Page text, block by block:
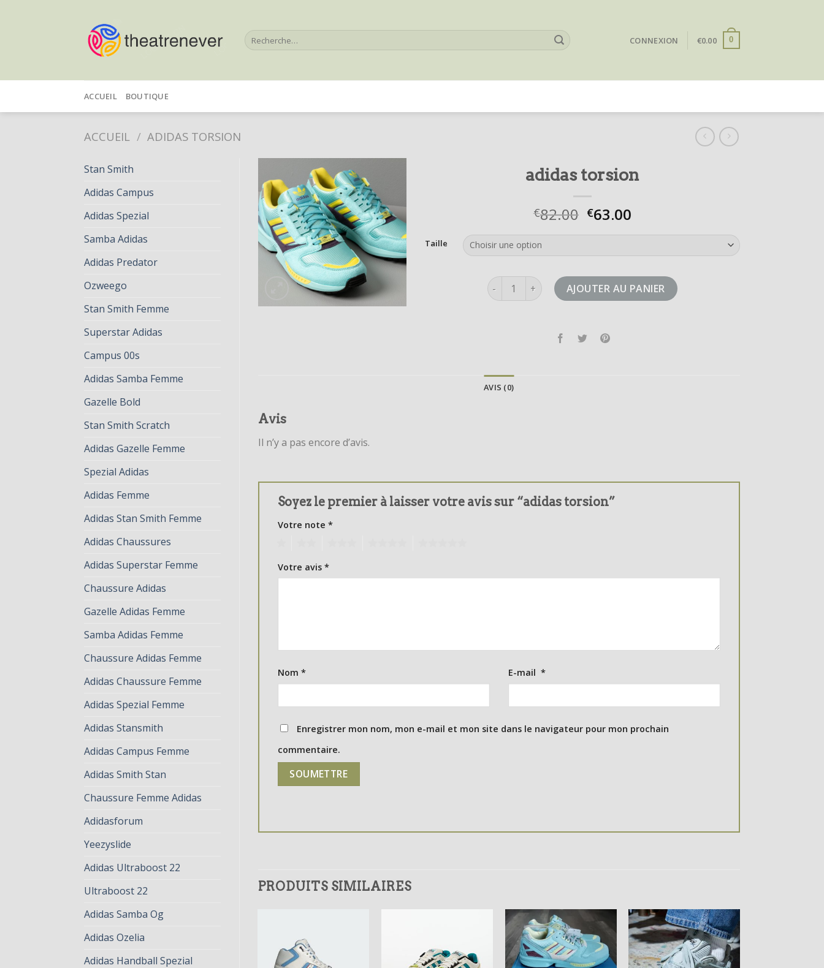
Recherche
pour :
CONNEXION €0.00 0
ACCUEIL BOUTIQUE
ACCUEIL / ADIDAS TORSION
Stan Smith
Adidas Campus
Adidas Spezial
Samba Adidas
Adidas Predator
Ozweego
Stan Smith Femme
Superstar Adidas
Campus 00s
Adidas Samba Femme
Gazelle Bold
Stan Smith Scratch
Adidas Gazelle Femme
Spezial Adidas
Adidas Femme
Adidas Stan Smith Femme
Adidas Chaussures
Adidas Superstar Femme
Chaussure Adidas
Gazelle Adidas Femme
Samba Adidas Femme
Chaussure Adidas Femme
Adidas Chaussure Femme
Adidas Spezial Femme
Adidas Stansmith
Adidas Campus Femme
Adidas Smith Stan
Chaussure Femme Adidas
Adidasforum
Yeezyslide
Adidas Ultraboost 22
Ultraboost 22
Adidas Samba Og
Adidas Ozelia
Adidas Handball Spezial
adidas torsion
€82.00 €63.00
Taille
quantité de adidas torsionAJOUTER AU PANIER
AVIS (0)
Avis
Il n’y a pas encore d’avis.
Soyez le premier à laisser votre avis sur “adidas torsion”
Votre note *
Votre avis *
Nom * E-mail *
Enregistrer mon nom, mon e-mail et mon site dans le navigateur pour mon prochain
commentaire.
PRODUITS SIMILAIRES